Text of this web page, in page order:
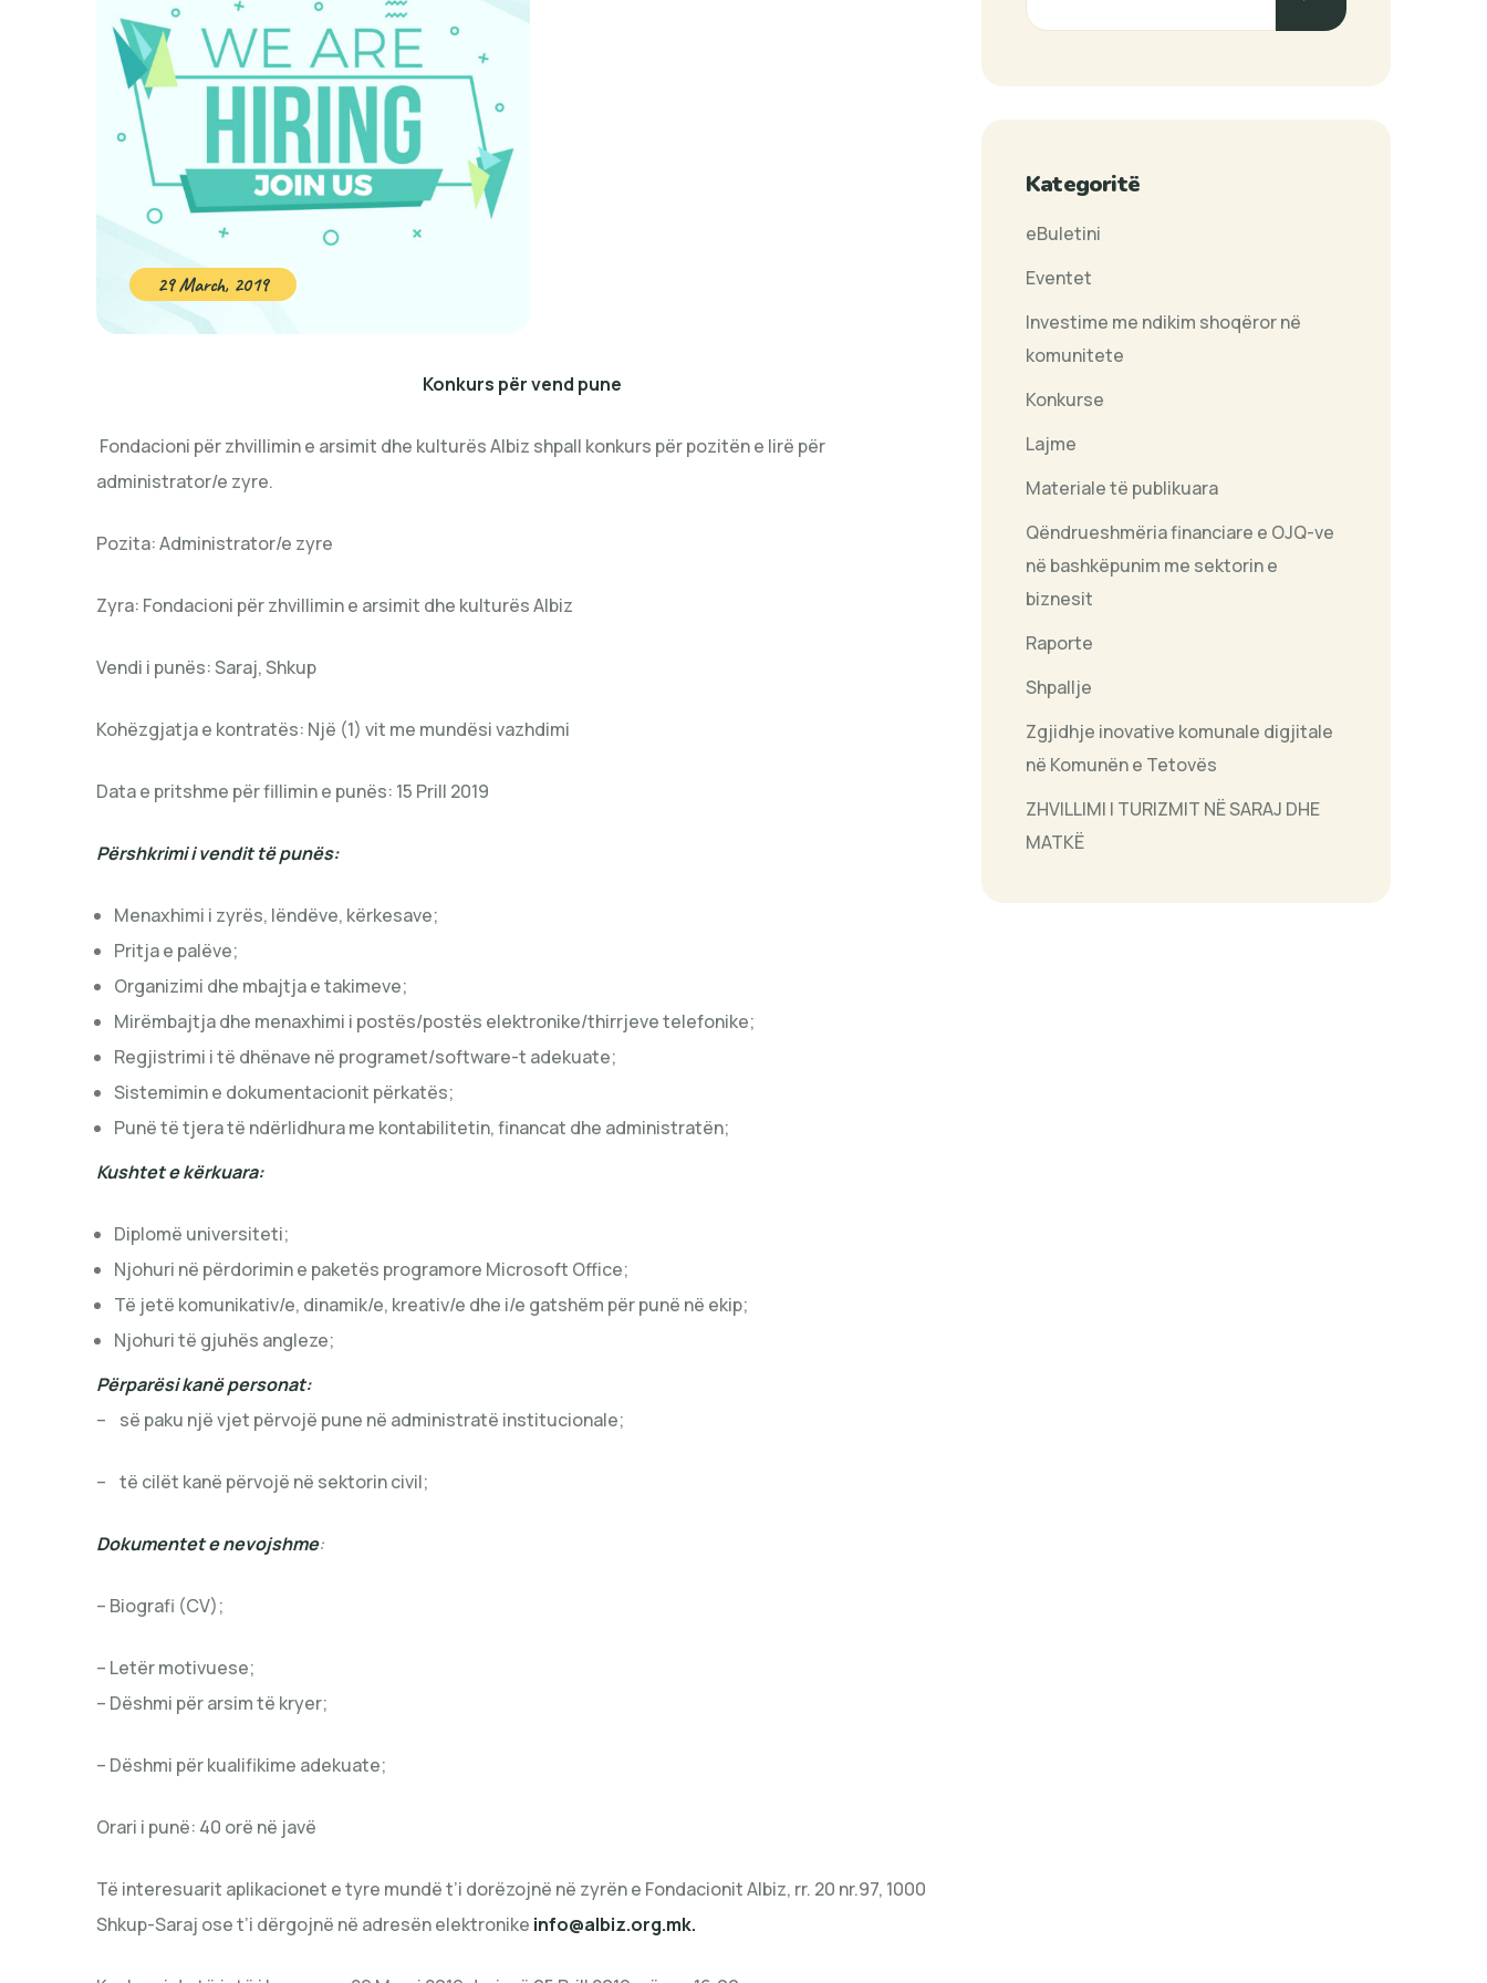
29 March, 2019
Konkurs për vend pune
Fondacioni për zhvillimin e arsimit dhe kulturës Albiz shpall konkurs për pozitën e lirë për
administrator/e zyre.
Pozita: Administrator/e zyre
Zyra: Fondacioni për zhvillimin e arsimit dhe kulturës Albiz
Vendi i punës: Saraj, Shkup
Kohëzgjatja e kontratës: Një (1) vit me mundësi vazhdimi
Data e pritshme për fillimin e punës: 15 Prill 2019
Përshkrimi i vendit të punës:
Menaxhimi i zyrës, lëndëve, kërkesave;
Pritja e palëve;
Organizimi dhe mbajtja e takimeve;
Mirëmbajtja dhe menaxhimi i postës/postës elektronike/thirrjeve telefonike;
Regjistrimi i të dhënave në programet/software-t adekuate;
Sistemimin e dokumentacionit përkatës;
Punë të tjera të ndërlidhura me kontabilitetin, financat dhe administratën;
Kushtet e kërkuara:
Diplomë universiteti;
Njohuri në përdorimin e paketës programore Microsoft Office;
Të jetë komunikativ/e, dinamik/e, kreativ/e dhe i/e gatshëm për punë në ekip;
Njohuri të gjuhës angleze;
Përparësi kanë personat:
– së paku një vjet përvojë pune në administratë institucionale;
– të cilët kanë përvojë në sektorin civil;
Dokumentet e nevojshme:
– Biografi (CV);
– Letër motivuese;
– Dëshmi për arsim të kryer;
– Dëshmi për kualifikime adekuate;
Orari i punë: 40 orë në javë
Të interesuarit aplikacionet e tyre mundë t’i dorëzojnë në zyrën e Fondacionit Albiz, rr. 20 nr.97, 1000
Shkup-Saraj ose t’i dërgojnë në adresën elektronike info@albiz.org.mk.
Kategoritë
eBuletini
Eventet
Investime me ndikim shoqëror në
komunitete
Konkurse
Lajme
Materiale të publikuara
Qëndrueshmëria financiare e OJQ-ve
në bashkëpunim me sektorin e
biznesit
Raporte
Shpallje
Zgjidhje inovative komunale digjitale
në Komunën e Tetovës
ZHVILLIMI I TURIZMIT NË SARAJ DHE
MATKË